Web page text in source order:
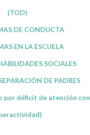
(TOD)
DE CONDUCTA
EN LA ESCUELA
SOCIALES
DE PADRES
por déficit de atención con